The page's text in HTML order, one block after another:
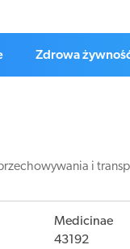
Zdrowa
i
Medicinae
43192